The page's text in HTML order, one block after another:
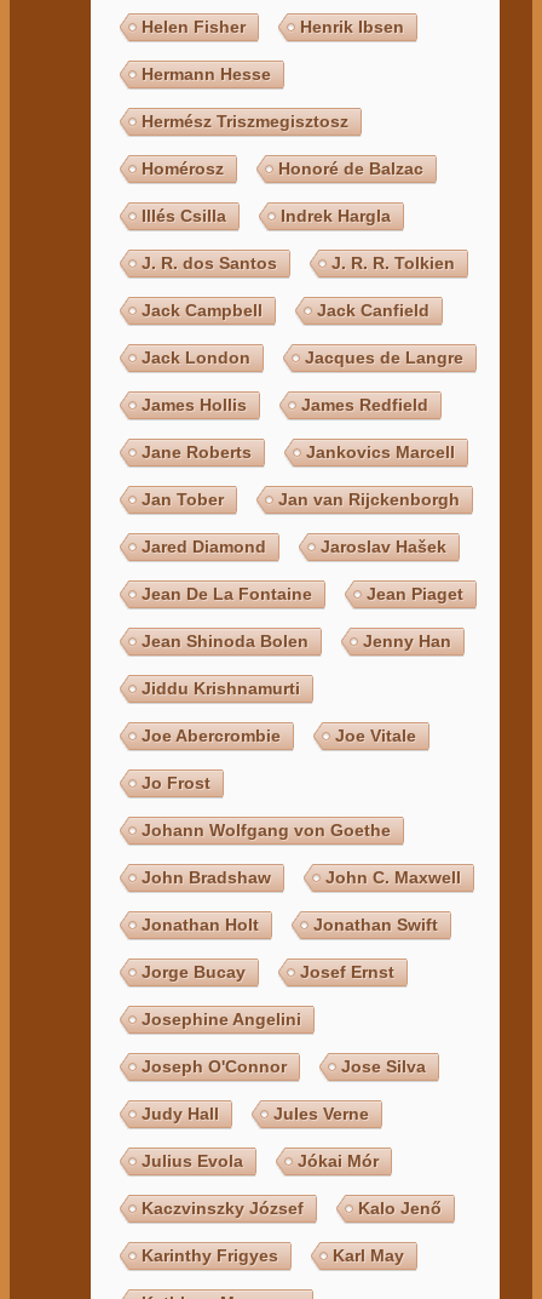
Helen Fisher Henrik Ibsen
Hermann Hesse
Hermész Triszmegisztosz
Homérosz Honoré de Balzac
Illés Csilla Indrek Hargla
J. R. dos Santos J. R. R. Tolkien
Jack Campbell Jack Canfield
Jack London Jacques de Langre
James Hollis James Redfield
Jane Roberts Jankovics Marcell
Jan Tober Jan van Rijckenborgh
Jared Diamond Jaroslav Hašek
Jean De La Fontaine Jean Piaget
Jean Shinoda Bolen Jenny Han
Jiddu Krishnamurti
Joe Abercrombie Joe Vitale
Jo Frost
Johann Wolfgang von Goethe
John Bradshaw John C. Maxwell
Jonathan Holt Jonathan Swift
Jorge Bucay Josef Ernst
Josephine Angelini
Joseph O'Connor Jose Silva
Judy Hall Jules Verne
Julius Evola Jókai Mór
Kaczvinszky József Kalo Jenő
Karinthy Frigyes Karl May